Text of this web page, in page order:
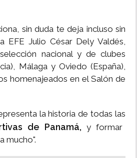
sin duda te deja incluso sin
EFE Julio César Dely Valdés,
nacional y de clubes
Málaga y Oviedo (España),
homenajeados en el Salón de
la historia de todas las
de Panamá, y formar
mucho".